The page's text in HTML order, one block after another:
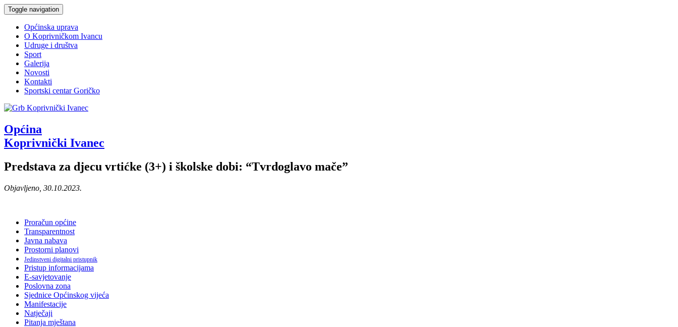
Toggle navigation
Općinska uprava
O Koprivničkom Ivancu
Udruge i društva
Sport
Galerija
Novosti
Kontakti
Sportski centar Goričko
Općina
Koprivnički Ivanec
Predstava za djecu vrtićke (3+) i školske dobi: “Tvrdoglavo mače”
Objavljeno, 30.10.2023.
Proračun općine
Transparentnost
Javna nabava
Prostorni planovi
Jedinstveni digitalni pristupnik
Pristup informacijama
E-savjetovanje
Poslovna zona
Sjednice Općinskog vijeća
Manifestacije
Natječaji
Pitanja mještana